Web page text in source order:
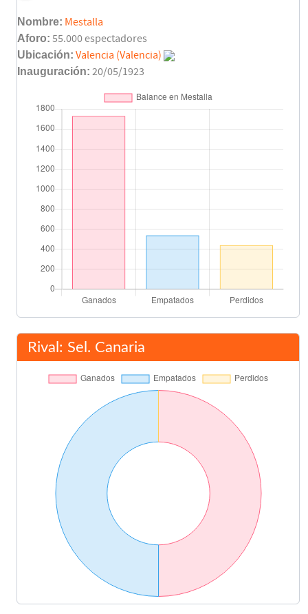
Nombre: Mestalla
Aforo: 55.000 espectadores
Ubicación: Valencia (Valencia)
Inauguración: 20/05/1923
Rival: Sel. Canaria